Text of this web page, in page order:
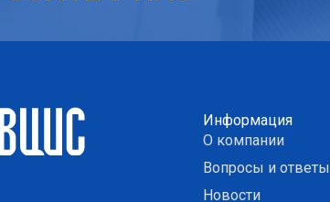
Информация
О компании
Вопросы и ответы
Новости